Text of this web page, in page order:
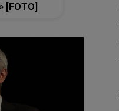
[FOTO]